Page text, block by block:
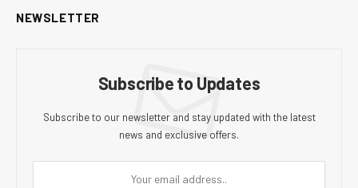
NEWSLETTER
Subscribe to Updates
Subscribe to our newsletter and stay updated with the latest
news and exclusive offers.